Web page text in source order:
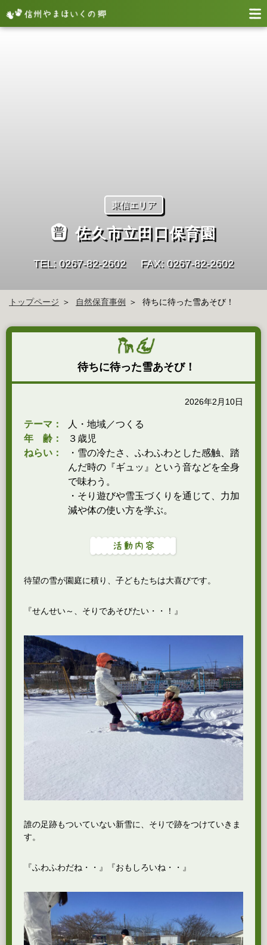
東信エリア
佐久市立田口保育園
TEL: 0267-82-2602 FAX: 0267-82-2602
トップページ 自然保育事例 待ちに待った雪あそび！
待ちに待った雪あそび！
2026年2月10日
テーマ：
人・地域／つくる
年 齢：
３歳児
ねらい：
・雪の冷たさ、ふわふわとした感触、踏
んだ時の『ギュッ』という音などを全身
で味わう。
・そり遊びや雪玉づくりを通じて、力加
減や体の使い方を学ぶ。
待望の雪が園庭に積り、子どもたちは大喜びです。
『せんせい～、そりであそびたい・・！』
誰の足跡もついていない新雪に、そりで跡をつけていきま
す。
『ふわふわだね・・』『おもしろいね・・』